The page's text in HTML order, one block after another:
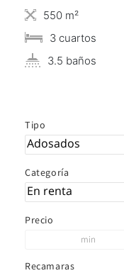
550 m²
3 сuartos
3.5 baños
Tipo
Categoría
Precio
Recamaras